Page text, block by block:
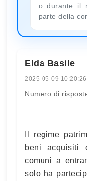
o durante il
parte della
Elda Basile
2025-05-09 10:20:26
Numero di
Il regime
beni acquisiti
comuni a
solo ha